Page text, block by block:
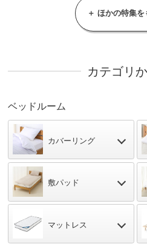
カテゴリ
ベッドルーム
カバーリング
敷パッド
マットレス